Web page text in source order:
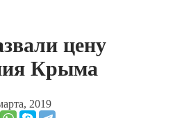
цену
Крыма
2019